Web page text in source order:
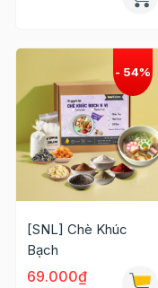
[SNL] Chè Khúc
Bạch
69.000₫